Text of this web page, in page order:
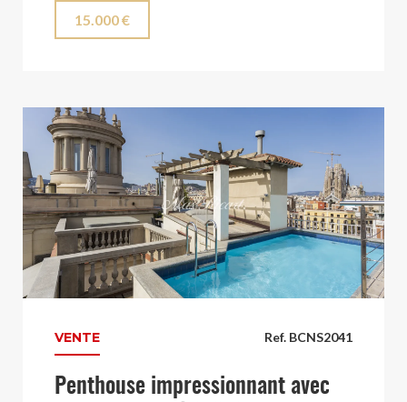
15.000 €
Ref. BCNS2041
VENTE
Penthouse impressionnant avec